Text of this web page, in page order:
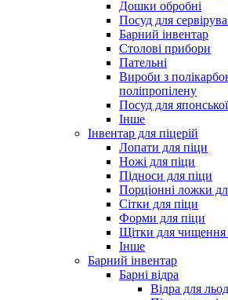
Дошки обробні
Посуд для
Барний інвентар
Столові прибори
Пательні
Вироби з
поліпропілену
Посуд для
Інше
Інвентар для піцерій
Лопати для піци
Ножі для піци
Підноси для піци
Порціонні ложки
Сітки для піци
Форми для піци
Щітки для чищення
Інше
Барний інвентар
Барні відра
Відра для